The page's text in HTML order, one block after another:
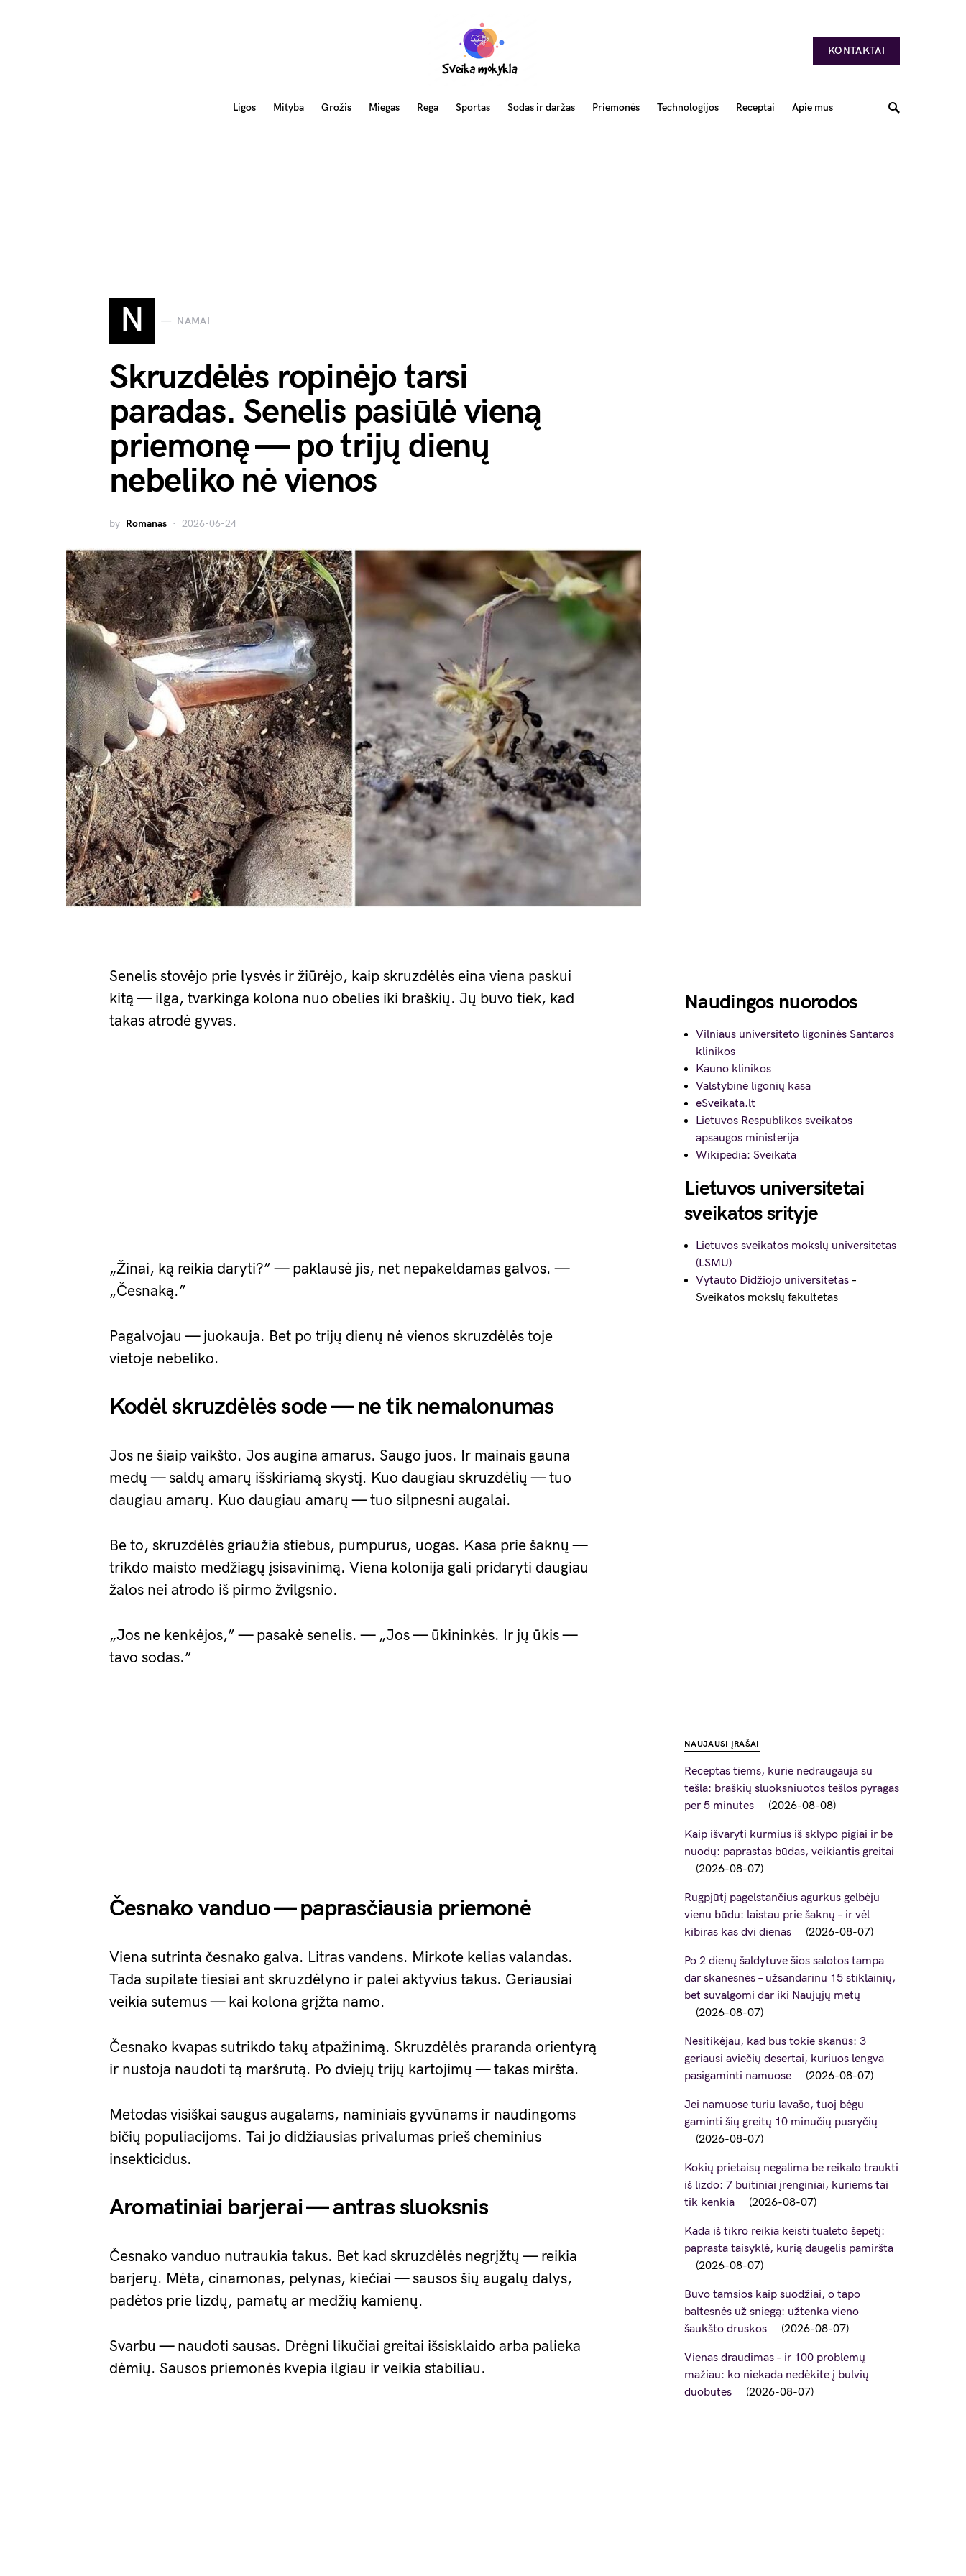
KONTAKTAI
Ligos Mityba Grožis Miegas Rega Sportas Sodas ir daržas Priemonės Technologijos Receptai Apie mus
N NAMAI
Skruzdėlės ropinėjo tarsi
paradas. Senelis pasiūlė vieną
priemonę — po trijų dienų
nebeliko nė vienos
by Romanas 2026-06-24
Senelis stovėjo prie lysvės ir žiūrėjo, kaip skruzdėlės eina viena paskui
kitą — ilga, tvarkinga kolona nuo obelies iki braškių. Jų buvo tiek, kad
takas atrodė gyvas.
„Žinai, ką reikia daryti?” — paklausė jis, net nepakeldamas galvos. —
„Česnaką.”
Pagalvojau — juokauja. Bet po trijų dienų nė vienos skruzdėlės toje
vietoje nebeliko.
Kodėl skruzdėlės sode — ne tik nemalonumas
Jos ne šiaip vaikšto. Jos augina amarus. Saugo juos. Ir mainais gauna
medų — saldų amarų išskiriamą skystį. Kuo daugiau skruzdėlių — tuo
daugiau amarų. Kuo daugiau amarų — tuo silpnesni augalai.
Be to, skruzdėlės griaužia stiebus, pumpurus, uogas. Kasa prie šaknų —
trikdo maisto medžiagų įsisavinimą. Viena kolonija gali pridaryti daugiau
žalos nei atrodo iš pirmo žvilgsnio.
„Jos ne kenkėjos,” — pasakė senelis. — „Jos — ūkininkės. Ir jų ūkis —
tavo sodas.”
Česnako vanduo — paprasčiausia priemonė
Viena sutrinta česnako galva. Litras vandens. Mirkote kelias valandas.
Tada supilate tiesiai ant skruzdėlyno ir palei aktyvius takus. Geriausiai
veikia sutemus — kai kolona grįžta namo.
Česnako kvapas sutrikdo takų atpažinimą. Skruzdėlės praranda orientyrą
ir nustoja naudoti tą maršrutą. Po dviejų trijų kartojimų — takas miršta.
Metodas visiškai saugus augalams, naminiais gyvūnams ir naudingoms
bičių populiacijoms. Tai jo didžiausias privalumas prieš cheminius
insekticidus.
Aromatiniai barjerai — antras sluoksnis
Česnako vanduo nutraukia takus. Bet kad skruzdėlės negrįžtų — reikia
barjerų. Mėta, cinamonas, pelynas, kiečiai — sausos šių augalų dalys,
padėtos prie lizdų, pamatų ar medžių kamienų.
Svarbu — naudoti sausas. Drėgni likučiai greitai išsisklaido arba palieka
dėmių. Sausos priemonės kvepia ilgiau ir veikia stabiliau.
Naudingos nuorodos
Vilniaus universiteto ligoninės Santaros
klinikos
Kauno klinikos
Valstybinė ligonių kasa
eSveikata.lt
Lietuvos Respublikos sveikatos
apsaugos ministerija
Wikipedia: Sveikata
Lietuvos universitetai
sveikatos srityje
Lietuvos sveikatos mokslų universitetas
(LSMU)
Vytauto Didžiojo universitetas –
Sveikatos mokslų fakultetas
NAUJAUSI ĮRAŠAI
Receptas tiems, kurie nedraugauja su
tešla: braškių sluoksniuotos tešlos pyragas
per 5 minutes
2026-08-08
Kaip išvaryti kurmius iš sklypo pigiai ir be
nuodų: paprastas būdas, veikiantis greitai
2026-08-07
Rugpjūtį pagelstančius agurkus gelbėju
vienu būdu: laistau prie šaknų – ir vėl
kibiras kas dvi dienas
2026-08-07
Po 2 dienų šaldytuve šios salotos tampa
dar skanesnės – užsandarinu 15 stiklainių,
bet suvalgomi dar iki Naujųjų metų
2026-08-07
Nesitikėjau, kad bus tokie skanūs: 3
geriausi aviečių desertai, kuriuos lengva
pasigaminti namuose
2026-08-07
Jei namuose turiu lavašo, tuoj bėgu
gaminti šių greitų 10 minučių pusryčių
2026-08-07
Kokių prietaisų negalima be reikalo traukti
iš lizdo: 7 buitiniai įrenginiai, kuriems tai
tik kenkia
2026-08-07
Kada iš tikro reikia keisti tualeto šepetį:
paprasta taisyklė, kurią daugelis pamiršta
2026-08-07
Buvo tamsios kaip suodžiai, o tapo
baltesnės už sniegą: užtenka vieno
šaukšto druskos
2026-08-07
Vienas draudimas – ir 100 problemų
mažiau: ko niekada nedėkite į bulvių
duobutes
2026-08-07